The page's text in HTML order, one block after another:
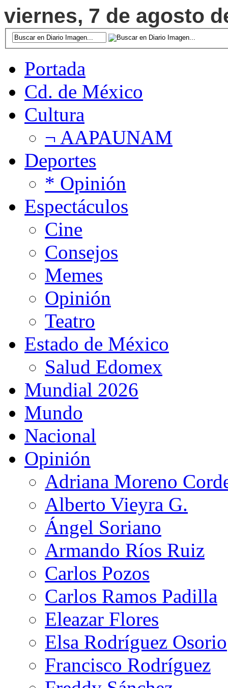
viernes, 7 de agosto
Portada
Cd. de México
Cultura
¬ AAPAUNAM
Deportes
* Opinión
Espectáculos
Cine
Consejos
Memes
Opinión
Teatro
Estado de México
Salud Edomex
Mundial 2026
Mundo
Nacional
Opinión
Adriana Moreno
Alberto Vieyra G.
Ángel Soriano
Armando Ríos Ruiz
Carlos Pozos
Carlos Ramos Padilla
Eleazar Flores
Elsa Rodríguez Osorio
Francisco Rodríguez